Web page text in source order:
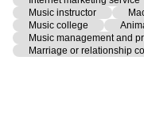
Music instructor
Music college
Music management and
Marriage or relationship